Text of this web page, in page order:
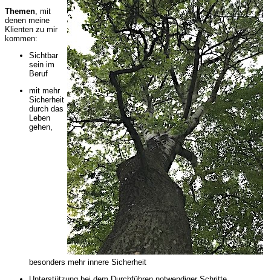
Themen , mit
denen meine
Klienten zu mir
kommen:
Sichtbar
sein im
Beruf
mit mehr
Sicherheit
durch das
Leben
gehen,
besonders mehr innere Sicherheit